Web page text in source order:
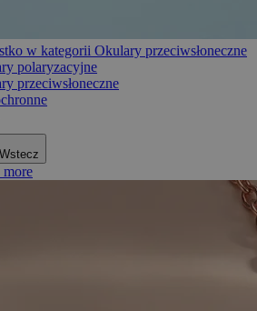
w kategorii Okulary przeciwsłoneczne
polaryzacyjne
przeciwsłoneczne
Wstecz
more